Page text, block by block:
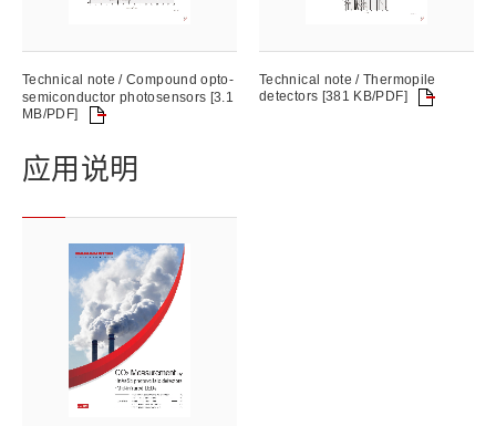
Technical note / Compound opto-
semiconductor photosensors [3.1
MB/PDF]
Technical note / Thermopile
detectors [381 KB/PDF]
应用说明